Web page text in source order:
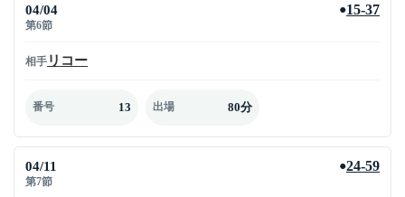
04/04
第6節
●15-37
相手 リコー
番号 13 出場 80分
04/11
第7節
●24-59